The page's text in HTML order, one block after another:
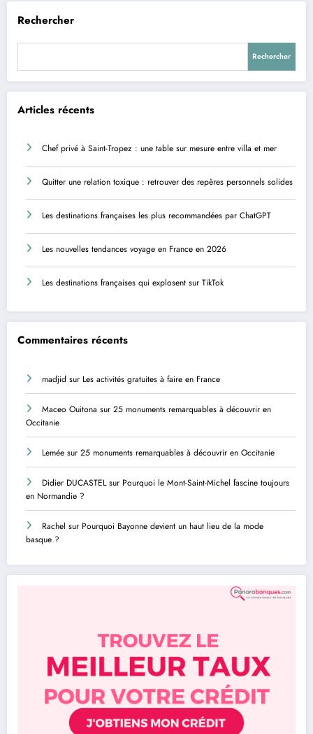
Rechercher
Rechercher
Articles récents
Chef privé à Saint-Tropez : une table sur mesure entre villa et mer
Quitter une relation toxique : retrouver des repères personnels solides
Les destinations françaises les plus recommandées par ChatGPT
Les nouvelles tendances voyage en France en 2026
Les destinations françaises qui explosent sur TikTok
Commentaires récents
madjid sur Les activités gratuites à faire en France
Maceo Ouitona sur 25 monuments remarquables à découvrir en
Occitanie
Lemée sur 25 monuments remarquables à découvrir en Occitanie
Didier DUCASTELsur Pourquoi le Mont-Saint-Michel fascine toujours
en Normandie ?
Rachel sur Pourquoi Bayonne devient un haut lieu de la mode
basque ?